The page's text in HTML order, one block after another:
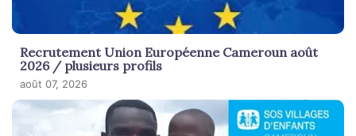
Recrutement Union Européenne Cameroun août
2026 / plusieurs profils
août 07, 2026